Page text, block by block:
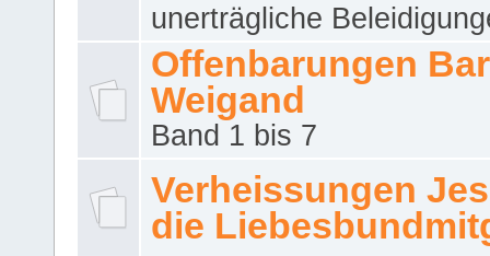
unerträgliche
Offenbarungen
Weigand
Band 1 bis 7
Verheissungen
die